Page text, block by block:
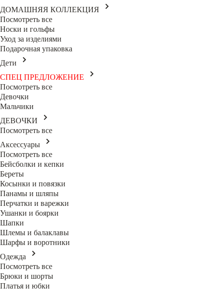
ДОМАШНЯЯ КОЛЛЕКЦИЯ
Посмотреть все
Носки и гольфы
Уход за изделиями
Подарочная упаковка
Дети
СПЕЦ ПРЕДЛОЖЕНИЕ
Посмотреть все
Девочки
Мальчики
ДЕВОЧКИ
Посмотреть все
Аксессуары
Посмотреть все
Бейсболки и кепки
Береты
Косынки и повязки
Панамы и шляпы
Перчатки и варежки
Ушанки и боярки
Шапки
Шлемы и балаклавы
Шарфы и воротники
Одежда
Посмотреть все
Брюки и шорты
Платья и юбки